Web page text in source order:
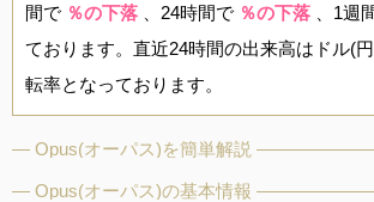
間で ％の下落 、24時間で ％の下落 、1週
ております。直近24時間の出来高はドル(
転率となっております。
Opus(オーパス)を簡単解説
Opus(オーパス)の基本情報